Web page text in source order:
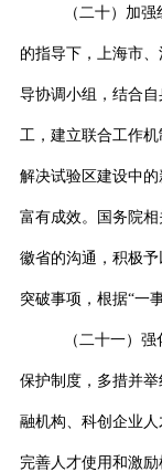
（二十）加
的指导下，上海市
导协调小组，结合
工，建立联合工作
解决试验区建设中的
富有成效。国务院
徽省的沟通，积极
突破事项，根据“一
（二十一）
保护制度，多措并
融机构、科创企业
完善人才使用和激